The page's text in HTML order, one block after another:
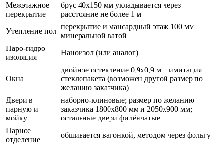
Межэтажное
перекрытие
брус 40х150 мм укладывается через
расстояние не более 1 м
Утепление пол
перекрытие и мансардный этаж 100 мм
минеральной ватой
Паро-гидро
изоляция
Наноизол (или аналог)
Окна
двойное остекление 0,9х0,9 м – имитация
стеклопакета (возможен другой размер по
желанию заказчика)
Двери в
парную и
мойку
наборно-клиновые; размер по желанию
заказчика 1800х800 мм и 2050х900 мм;
остальные двери филёнчатые
Парное
отделение
обшивается вагонкой, методом через фольгу